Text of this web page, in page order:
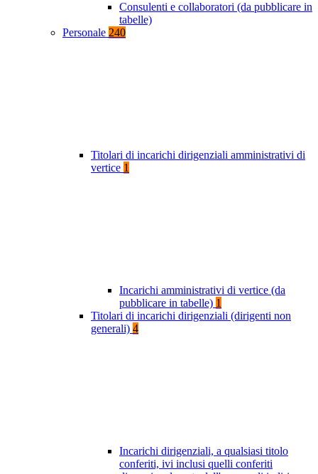
Consulenti e collaboratori (da pubblicare in
tabelle)
Personale 240
Titolari di incarichi dirigenziali amministrativi di
vertice 1
Incarichi amministrativi di vertice (da
pubblicare in tabelle) 1
Titolari di incarichi dirigenziali (dirigenti non
generali) 4
Incarichi dirigenziali, a qualsiasi titolo
conferiti, ivi inclusi quelli conferiti